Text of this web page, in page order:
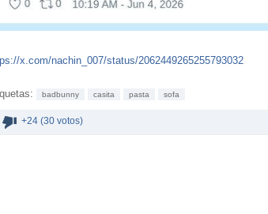
x.com/nachin_007/status/2062449265255793032
badbunny casita pasta sofa
+24 (30 votos)